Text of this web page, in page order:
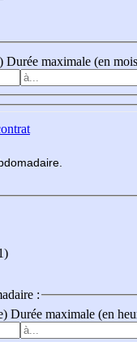
Durée maximale (en
madaire
:
Durée maximale (en